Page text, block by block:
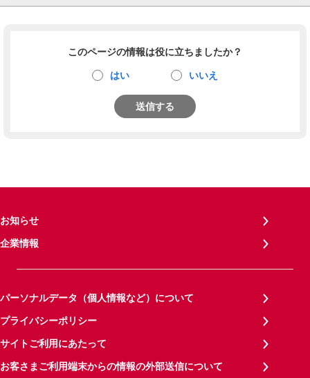
このページの情報は役に立ちましたか？
はい いいえ
送信する
お知らせ
企業情報
パーソナルデータ（個人情報など）について
プライバシーポリシー
サイトご利用にあたって
お客さまご利用端末からの情報の外部送信について